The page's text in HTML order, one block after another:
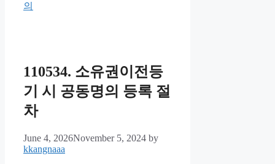
의
110534. 소유권이전등
기 시 공동명의 등록 절
차
June 4, 2026November 5, 2024 by
kkangnaaa